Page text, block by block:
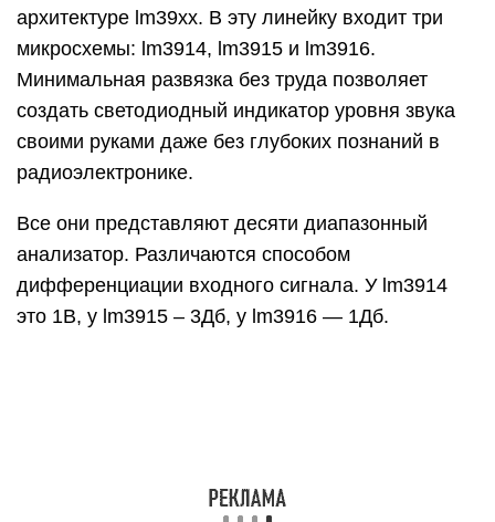
архитектуре lm39xx. В эту линейку входит три
микросхемы: lm3914, lm3915 и lm3916.
Минимальная развязка без труда позволяет
создать светодиодный индикатор уровня звука
своими руками даже без глубоких познаний в
радиоэлектронике.
Все они представляют десяти диапазонный
анализатор. Различаются способом
дифференциации входного сигнала. У lm3914
это 1В, у lm3915 – 3Дб, у lm3916 — 1Дб.